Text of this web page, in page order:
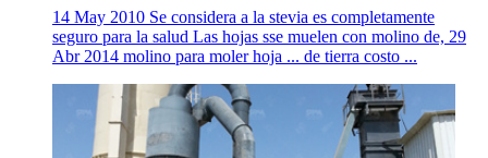
14 May 2010 Se considera a la stevia es completamente
seguro para la salud Las hojas sse muelen con molino de, 29
Abr 2014 molino para moler hoja ... de tierra costo ...